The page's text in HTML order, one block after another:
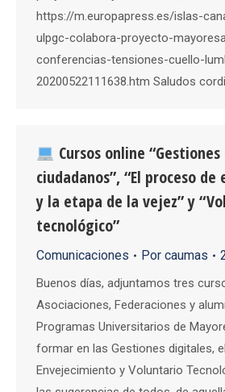
https://m.europapress.es/islas-
ulpgc-colabora-proyecto-
conferencias-tensiones-cuello-
20200522111638.htm Saludos
Cursos online
ciudadanos”, “El proceso
y la etapa de la vejez” y
tecnológico”
Comunicaciones Por caumas
Buenos días, adjuntamos tres
Asociaciones, Federaciones y
Programas Universitarios de
formar en las Gestiones digitales,
Envejecimiento y Voluntario